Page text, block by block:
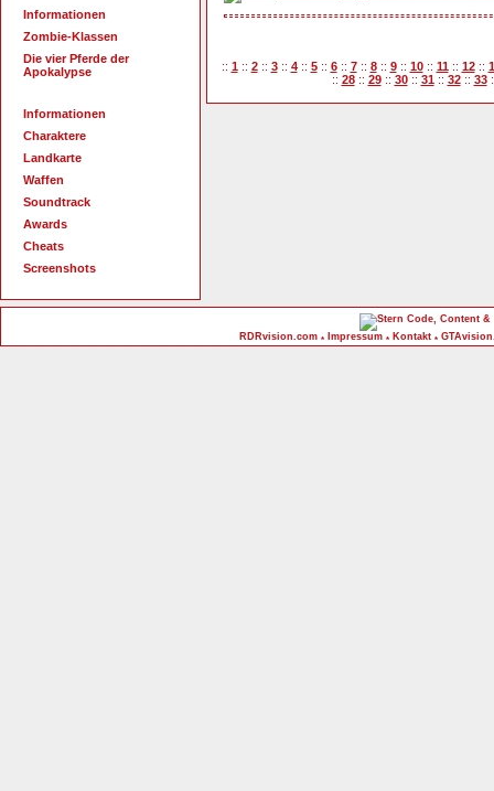
Informationen
Zombie-Klassen
Die vier Pferde der
Apokalypse
Informationen
Charaktere
Landkarte
Waffen
Soundtrack
Awards
Cheats
Screenshots
:: 1:: 2:: 3:: 4:: 5:: 6:: 7:: 8:: 9:: 10:: 11:: 12::
:: 28:: 29:: 30:: 31:: 32:: 33
Code, Content &
RDRvision.com * Impressum * Kontakt *